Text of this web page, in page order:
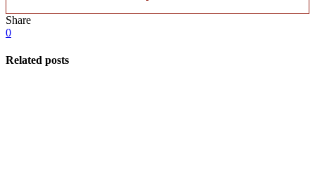
Share
0
Related posts